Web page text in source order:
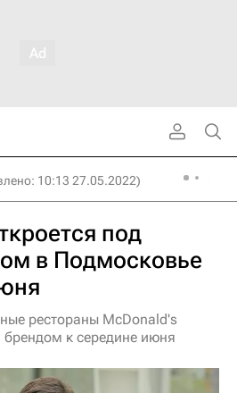
10:13 27.05.2022)
под
в Подмосковье
рестораны McDonald's
к середине июня